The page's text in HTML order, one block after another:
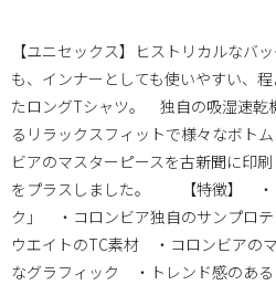
【ユニセックス】ヒストリカルな
も、インナーとしても使いやすい、
たロングTシャツ。 独自の吸湿速乾
るリラックスフィットで様々なボト
ビアのマスターピースを古新聞に印
をプラスしました。 【特徴】 ・
ク」 ・コロンビア独自のサンプロ
ウエイトのTC素材 ・コロンビアの
なグラフィック ・トレンド感のあ